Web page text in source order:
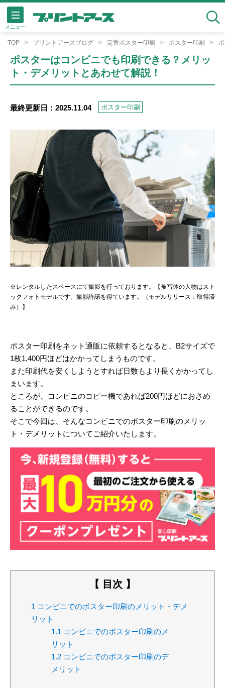
メニュー
TOP プリントアースブログ 定番ポスター印刷 ポスター印刷
ポスターはコンビニでも印刷できる？メリッ
ト・デメリットとあわせて解説！
最終更新日：2025.11.04 ポスター印刷
※レンタルしたスペースにて撮影を行っております。【被写体の人物はスト
ックフォトモデルです。撮影許諾を得ています。（モデルリリース：取得済
み）】
ポスター印刷をネット通販に依頼するとなると、B2サイズで
1枚1,400円ほどはかかってしまうものです。
また印刷代を安くしようとすれば日数もより長くかかってし
まいます。
ところが、コンビニのコピー機であれば200円ほどにおさめ
ることができるのです。
そこで今回は、そんなコンビニでのポスター印刷のメリッ
ト・デメリットについてご紹介いたします。
【 目次 】
1 コンビニでのポスター印刷のメリット・デメ
リット
1.1 コンビニでのポスター印刷のメ
リット
1.2 コンビニでのポスター印刷のデ
メリット